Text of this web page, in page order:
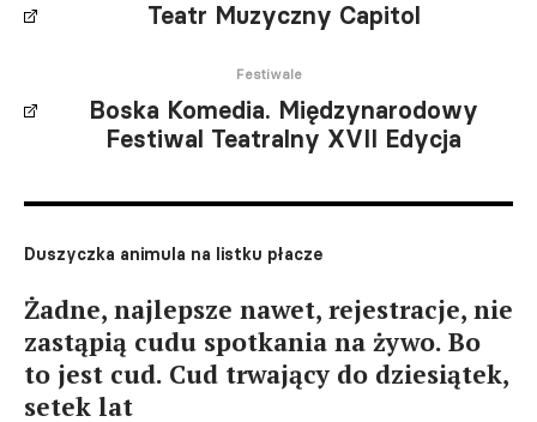
Teatr Muzyczny Capitol
Festiwale
Boska Komedia. Międzynarodowy
Festiwal Teatralny XVII Edycja
Duszyczka animula na listku płacze
Żadne, najlepsze nawet, rejestracje, nie
zastąpią cudu spotkania na żywo. Bo
to jest cud. Cud trwający do dziesiątek,
setek lat